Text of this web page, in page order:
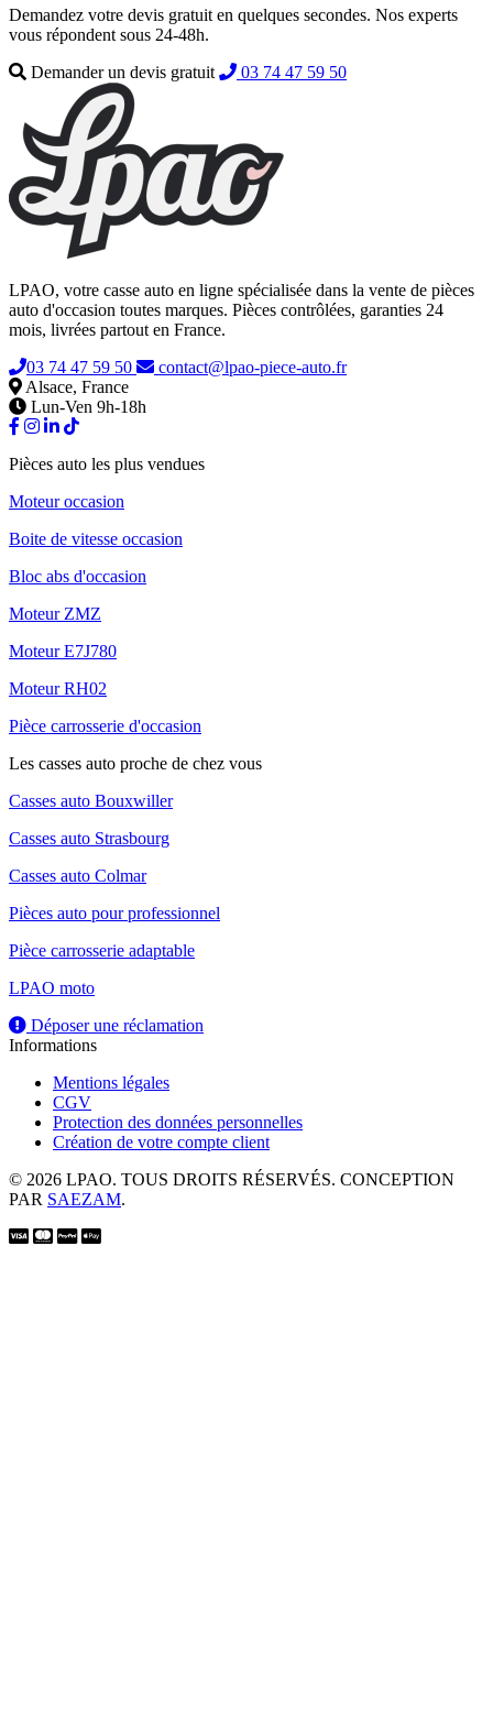
Demandez votre devis gratuit en quelques secondes. Nos experts
vous répondent sous 24-48h.
Demander un devis gratuit
03 74 47 59 50
LPAO, votre casse auto en ligne spécialisée dans la vente de pièces
auto d'occasion toutes marques. Pièces contrôlées, garanties 24
mois, livrées partout en France.
03 74 47 59 50
contact@lpao-piece-auto.fr
Alsace, France
Lun-Ven 9h-18h
Pièces auto les plus vendues
Moteur occasion
Boite de vitesse occasion
Bloc abs d'occasion
Moteur ZMZ
Moteur E7J780
Moteur RH02
Pièce carrosserie d'occasion
Les casses auto proche de chez vous
Casses auto Bouxwiller
Casses auto Strasbourg
Casses auto Colmar
Pièces auto pour professionnel
Pièce carrosserie adaptable
LPAO moto
Déposer une réclamation
Informations
Mentions légales
CGV
Protection des données personnelles
Création de votre compte client
© 2026 LPAO. TOUS DROITS RÉSERVÉS. CONCEPTION
PAR SAEZAM.